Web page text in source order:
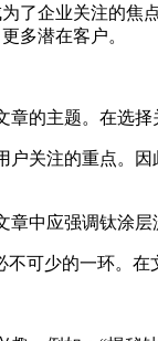
了企业关注的
多潜在客户。
的主题。在选
关注的重点。
中应强调钛涂
可少的一环。